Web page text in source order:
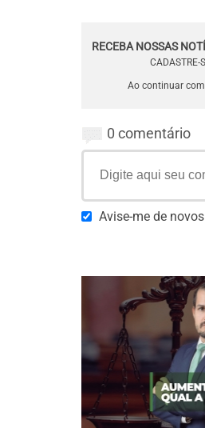
RECEBA NOSSAS
CADASTRE-
Ao continuar
0 comentário
Avise-me de